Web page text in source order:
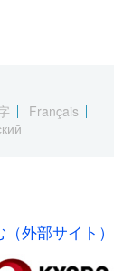
العربية お知らせ
Français
外部サイト）